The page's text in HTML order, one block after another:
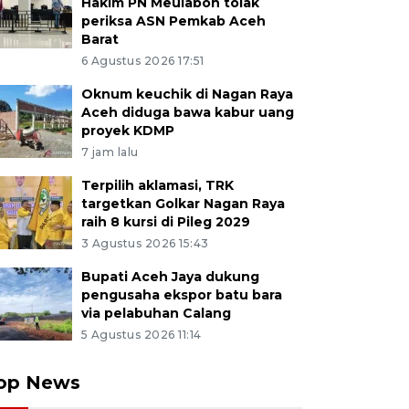
periksa ASN Pemkab Aceh
Barat
6 Agustus 2026 17:51
Oknum keuchik di Nagan Raya
Aceh diduga bawa kabur uang
proyek KDMP
7 jam lalu
Terpilih aklamasi, TRK
targetkan Golkar Nagan Raya
raih 8 kursi di Pileg 2029
3 Agustus 2026 15:43
Bupati Aceh Jaya dukung
pengusaha ekspor batu bara
via pelabuhan Calang
5 Agustus 2026 11:14
News